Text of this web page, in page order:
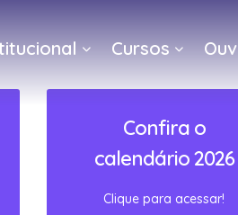
Cursos
Confira o
calendário 2026
Clique para acessar!